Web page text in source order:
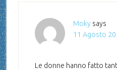
Moky says
11 Agosto
Le donne hanno fatto